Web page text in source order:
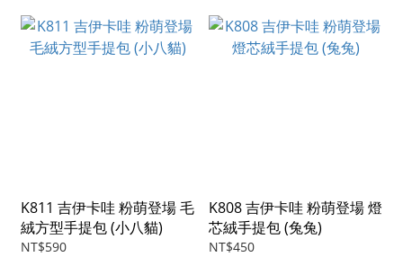
K811 吉伊卡哇 粉萌登場 毛
絨方型手提包 (小八貓)
NT$590
K808 吉伊卡哇 粉萌登場 燈
芯絨手提包 (兔兔)
NT$450